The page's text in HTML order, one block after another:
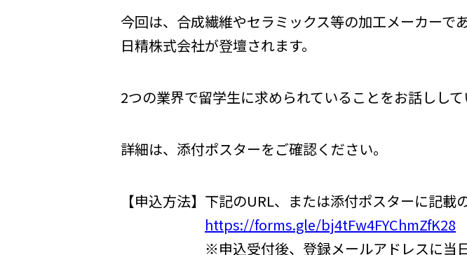
今回は、合成繊維やセラミックス等の加工メーカーで
日精株式会社が登壇されます。
2つの業界で留学生に求められていることをお話しして
詳細は、添付ポスターをご確認ください。
【申込方法】下記のURL、または添付ポスターに記載
https://forms.gle/bj4tFw4FYChmZfK28
※申込受付後、登録メールアドレスに当日の